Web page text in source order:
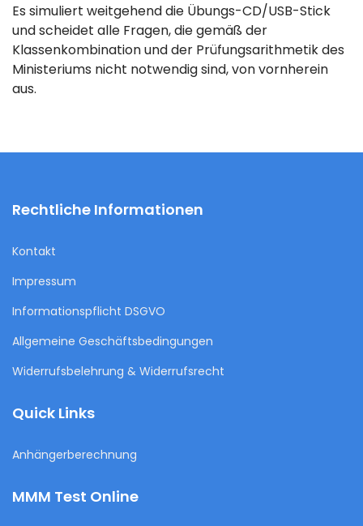
Es simuliert weitgehend die Übungs-CD/USB-Stick
und scheidet alle Fragen, die gemäß der
Klassenkombination und der Prüfungsarithmetik des
Ministeriums nicht notwendig sind, von vornherein
aus.
Rechtliche Informationen
Kontakt
Impressum
Informationspflicht DSGVO
Allgemeine Geschäftsbedingungen
Widerrufsbelehrung & Widerrufsrecht
Quick Links
Anhängerberechnung
MMM Test Online